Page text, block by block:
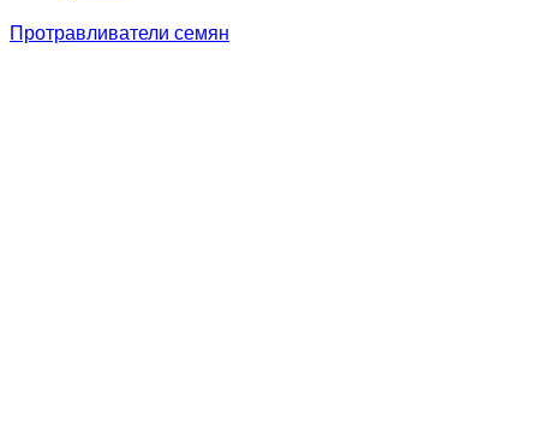
Протравливатели семян